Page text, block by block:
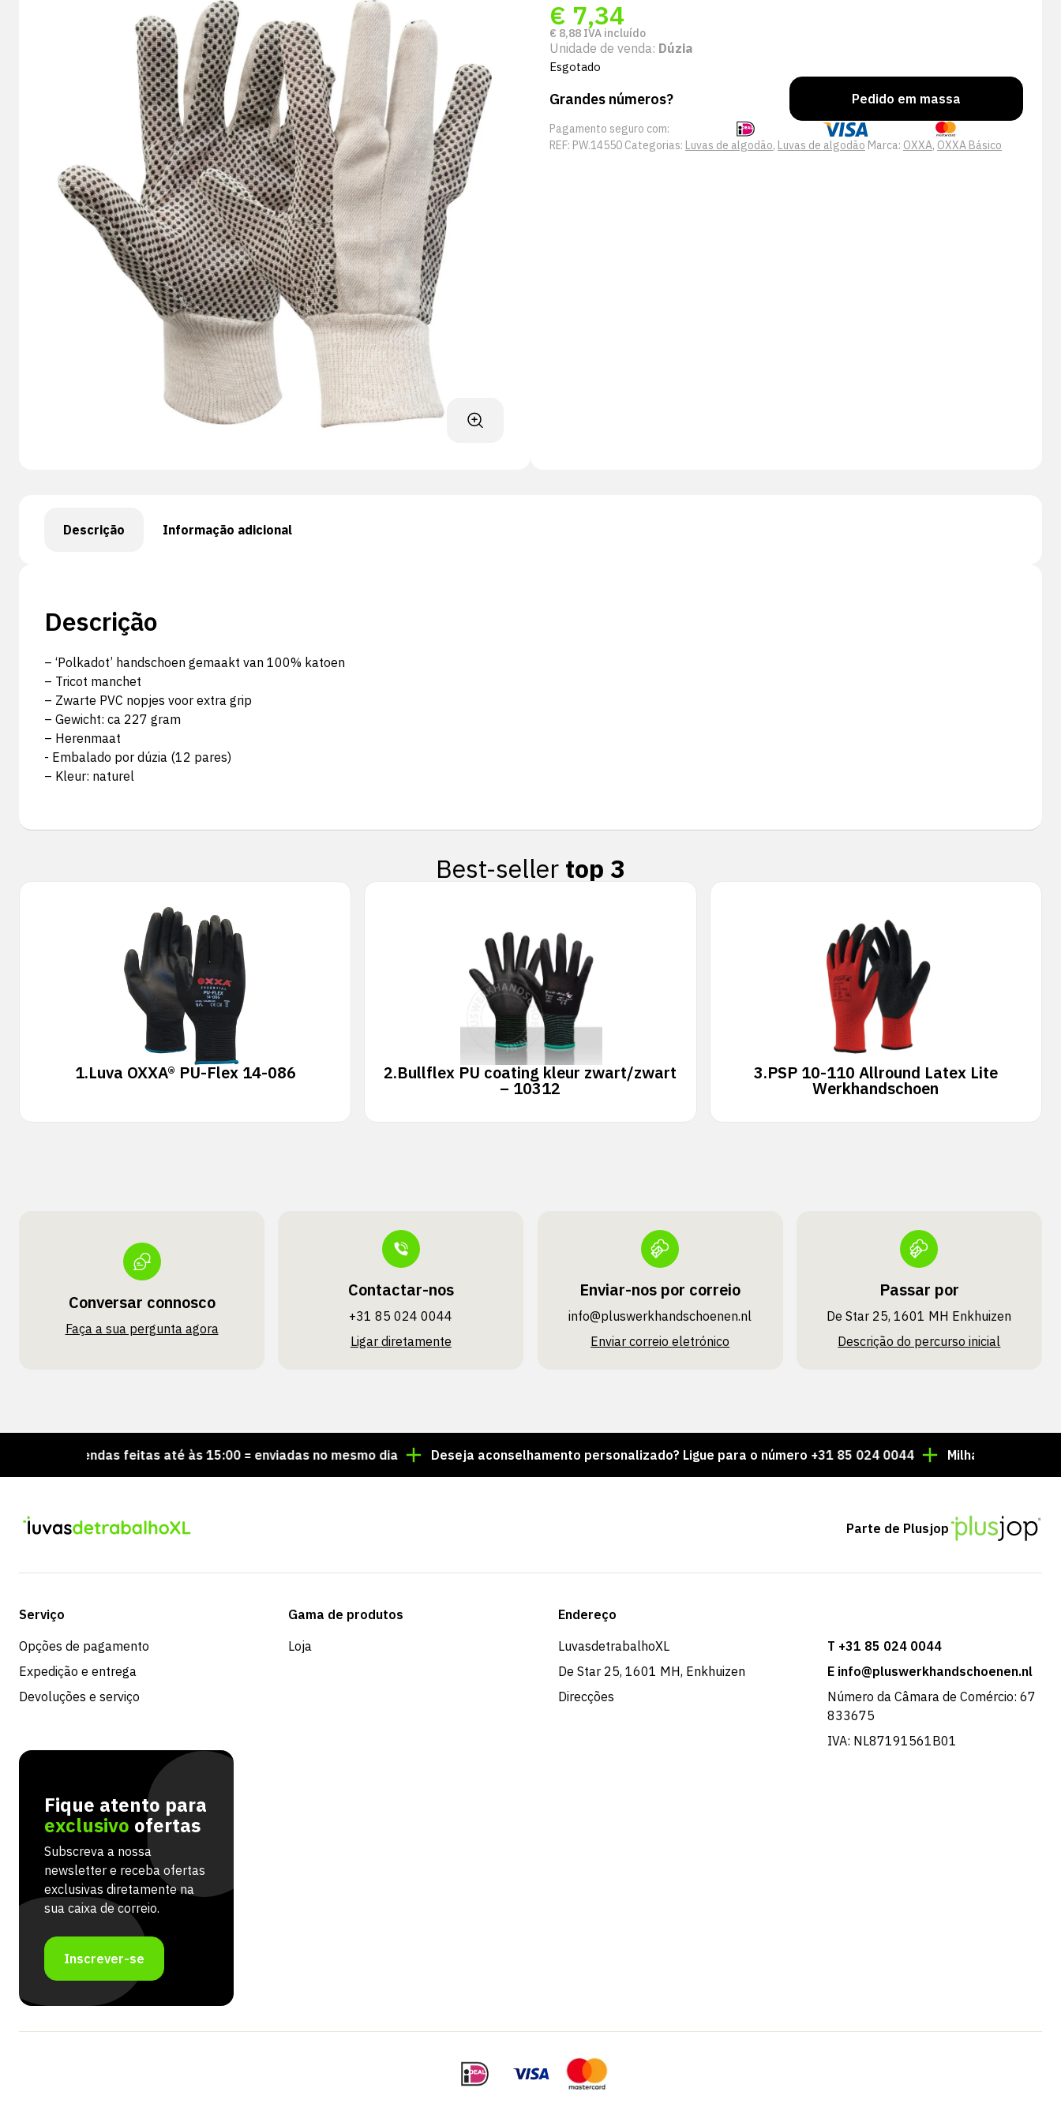
€ 7,34
€ 8,88 IVA incluído
Unidade de venda: Dúzia
Esgotado
Grandes números? Pedido em massa
Pagamento seguro com:
REF: PW.14550 Categorias: Luvas de algodão, Luvas de algodão Marca: OXXA, OXXA Básico
Descrição Informação adicional
Descrição
– ‘Polkadot’ handschoen gemaakt van 100% katoen
– Tricot manchet
– Zwarte PVC nopjes voor extra grip
– Gewicht: ca 227 gram
– Herenmaat
- Embalado por dúzia (12 pares)
– Kleur: naturel
Best-seller top 3
1.Luva OXXA® PU-Flex 14-086 2.Bullflex PU coating kleur zwart/zwart
– 10312
3.PSP 10-110 Allround Latex Lite
Werkhandschoen
Conversar connosco
Faça a sua pergunta agora
Contactar-nos
+31 85 024 0044
Ligar diretamente
Enviar-nos por correio
info@pluswerk­handschoenen.nl
Enviar correio eletrónico
Passar por
De Star 25, 1601 MH Enkhuizen
Descrição do percurso inicial
feitas até às 15:00 = enviadas no mesmo dia Deseja aconselhamento personalizado? Ligue para o número +31 85 024 0044 Milhares de artigos
Parte de Plusjop
Serviço
Opções de pagamento
Expedição e entrega
Devoluções e serviço
Gama de produtos
Loja
Endereço
LuvasdetrabalhoXL
De Star 25, 1601 MH, Enkhuizen
Direcções
T +31 85 024 0044
E info@pluswerkhandschoenen.nl
Número da Câmara de Comércio: 67
833675
IVA: NL87191561B01
Fique atento para
exclusivo ofertas
Subscreva a nossa
newsletter e receba ofertas
exclusivas diretamente na
sua caixa de correio.
Inscrever-se